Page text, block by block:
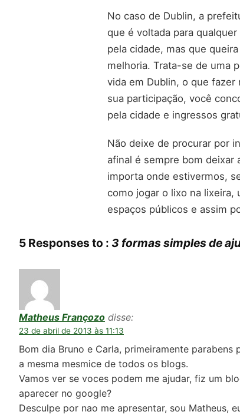
No caso de Dublin, a
que é voltada para
pela cidade, mas que
melhoria. Trata-se de uma
vida em Dublin, o que
sua participação, você
pela cidade e ingressos
Não deixe de procurar por
afinal é sempre bom deixar
importa onde estivermos,
como jogar o lixo na lixeira,
espaços públicos e assim
5 Responses to : 3 formas simples de
Matheus Françozo disse:
23 de abril de 2013 às 11:13
Bom dia Bruno e Carla, primeiramente
a mesma mesmice de todos os blogs.
Vamos ver se voces podem me ajudar, fiz um
aparecer no google?
Desculpe por nao me apresentar, sou Matheus,